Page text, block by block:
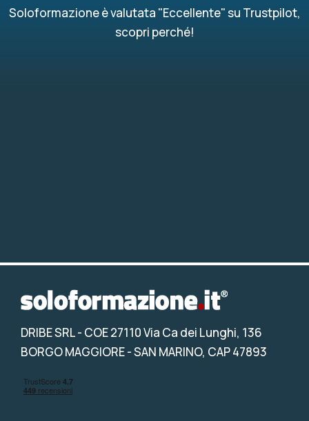
Soloformazione è valutata "Eccellente" su Trustpilot,
scopri perché!
DRIBE SRL- COE 27110 Via Ca dei Lunghi, 136
BORGO MAGGIORE - SAN MARINO, CAP 47893